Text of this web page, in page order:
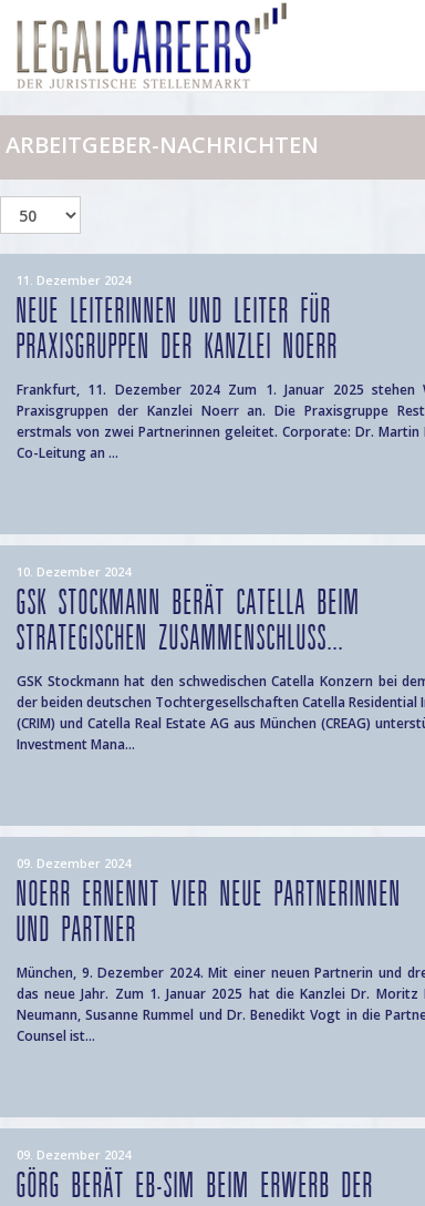
ARBEITGEBER-NACHRICHTEN
11. Dezember 2024
NEUE LEITERINNEN UND LEITER FÜR
PRAXISGRUPPEN DER KANZLEI NOERR
Frankfurt, 11. Dezember 2024 Zum 1. Januar 2025
Praxisgruppen der Kanzlei Noerr an. Die Praxisgruppe
erstmals von zwei Partnerinnen geleitet. Corporate: Dr.
Co-Leitung an ...
10. Dezember 2024
GSK STOCKMANN BERÄT CATELLA BEIM
STRATEGISCHEN ZUSAMMENSCHLUSS...
GSK Stockmann hat den schwedischen Catella Konzern bei
der beiden deutschen Tochtergesellschaften Catella Residential
(CRIM) und Catella Real Estate AG aus München (CREAG)
Investment Mana...
09. Dezember 2024
NOERR ERNENNT VIER NEUE PARTNERINNEN
UND PARTNER
München, 9. Dezember 2024. Mit einer neuen Partnerin und
das neue Jahr. Zum 1. Januar 2025 hat die Kanzlei Dr.
Neumann, Susanne Rummel und Dr. Benedikt Vogt in die
Counsel ist...
09. Dezember 2024
GÖRG BERÄT EB-SIM BEIM ERWERB DER